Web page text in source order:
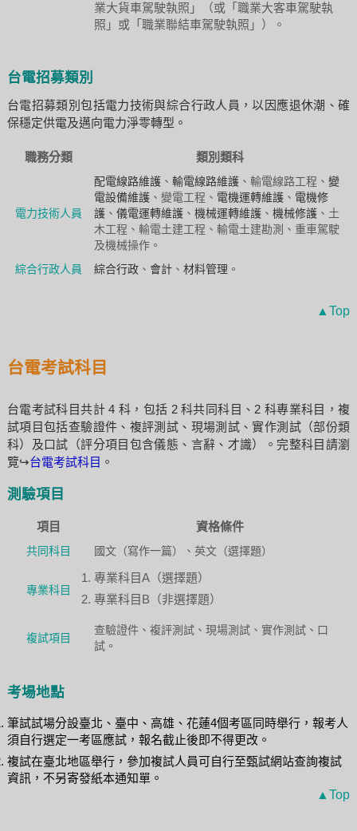
業大貨車駕駛執照」（或「職業大客車駕駛執
照」或「職業聯結車駕駛執照」）。
台電招募類別
台電招募類別包括電力技術與綜合行政人員，以因應退休潮、確
保穩定供電及邁向電力淨零轉型。
職務分類 類別類科
電力技術人員
配電線路維護、 輸電線路維護、輸電線路工程、 變
電設備維護、變電工程、 電機運轉維護、 電機修
護、 儀電運轉維護、 機械運轉維護、 機械修護、土
木工程、輸電土建工程、輸電土建勘測、重車駕駛
及機械操作。
綜合行政人員
綜合行政、 會計、 材料管理 。
▲Top
台電考試科目
台電考試科目共計 4 科，包括 2 科共同科目、2 科專業科目，複
試項目包括查驗證件、複評測試、現場測試、實作測試（部份類
科）及口試（評分項目包含儀態、言辭、才識）。完整科目請瀏
覽↪台電考試科目 。
測驗項目
項目 資格條件
共同科目 國文（寫作一篇）、英文（選擇題）
專業科目
專業科目A（選擇題）
專業科目B（非選擇題）
複試項目
查驗證件、複評測試、現場測試、實作測試、口
試。
考場地點
筆試試場分設臺北、臺中、高雄、花蓮4個考區同時舉行，報考人
須自行選定一考區應試，報名截止後即不得更改。
複試在臺北地區舉行，參加複試人員可自行至甄試網站查詢複試
資訊，不另寄發紙本通知單。
▲Top